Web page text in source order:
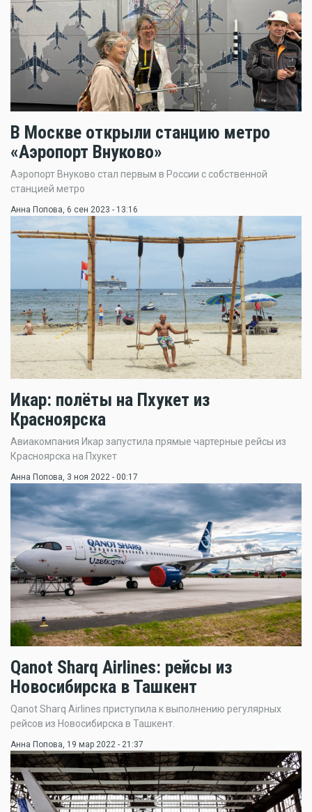
В Москве открыли станцию метро
«Аэропорт Внуково»
Аэропорт Внуково стал первым в России с собственной
станцией метро
Анна Попова , 6 сен 2023 - 13:16
Икар: полёты на Пхукет из
Красноярска
Авиакомпания Икар запустила прямые чартерные рейсы из
Красноярска на Пхукет
Анна Попова , 3 ноя 2022 - 00:17
Qanot Sharq Airlines: рейсы из
Новосибирска в Ташкент
Qanot Sharq Airlines приступила к выполнению регулярных
рейсов из Новосибирска в Ташкент.
Анна Попова, 19 мар 2022 - 21:37